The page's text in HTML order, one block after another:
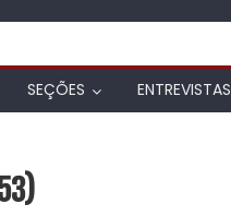
SEÇÕES ENTREVISTAS